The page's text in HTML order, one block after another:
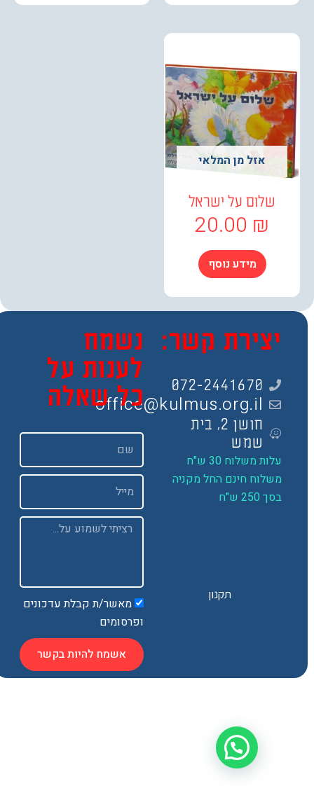
אזל מן המלאי
שלום על ישראל
20.00
מידע נוסף
קשר:
072-2441670
office@kulmus.org.il
חושן 2, בית
שמש
משלוח 30 ש"ח
חינם החל מקניה
נשמח
לענות על
כל שאלה
Email
Message
מאשר/ת קבלת עדכונים
ופרסומים
אשמח להיות בקשר